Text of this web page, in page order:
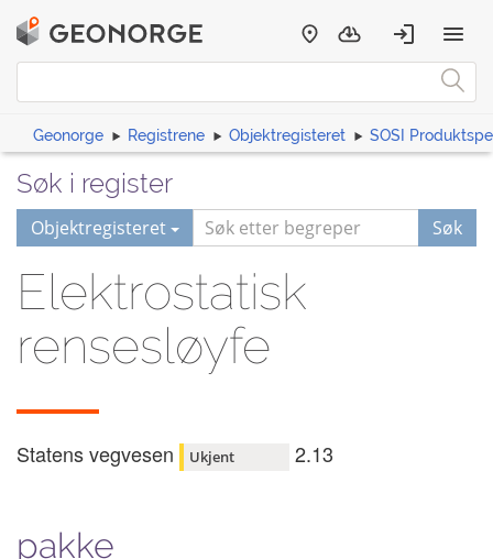
Geonorge Registrene Objektregisteret SOSI
Søk i register
Objektregisteret Søk
Elektrostatisk
rensesløyfe
Statens vegvesen Ukjent 2.13
pakke